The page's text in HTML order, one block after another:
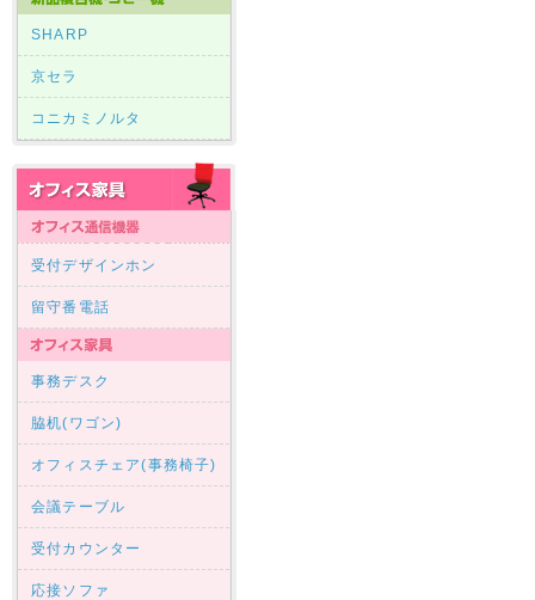
SHARP
京セラ
コニカミノルタ
受付デザインホン
留守番電話
事務デスク
脇机(ワゴン)
オフィスチェア(事務椅子)
会議テーブル
受付カウンター
応接ソファ